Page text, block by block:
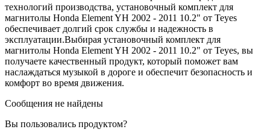
технологий производства, установочный комплект для
магнитолы Honda Element YH 2002 - 2011 10.2" от Teyes
обеспечивает долгий срок службы и надежность в
эксплуатации.Выбирая установочный комплект для
магнитолы Honda Element YH 2002 - 2011 10.2" от Teyes, вы
получаете качественный продукт, который поможет вам
наслаждаться музыкой в дороге и обеспечит безопасность и
комфорт во время движения.
Сообщения не найдены
Вы пользовались продуктом?